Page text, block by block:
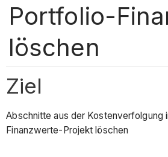
Portfolio-
löschen
Ziel
Abschnitte aus der Kostenverfolgung
Finanzwerte-Projekt löschen